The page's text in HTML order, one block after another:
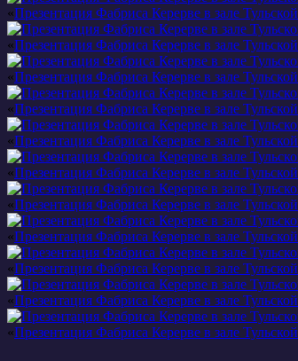
«Презентация Фабриса Керерве в зале
«Презентация Фабриса Керерве в зале
«Презентация Фабриса Керерве в зале
«Презентация Фабриса Керерве в зале
«Презентация Фабриса Керерве в зале
«Презентация Фабриса Керерве в зале
«Презентация Фабриса Керерве в зале
«Презентация Фабриса Керерве в зале
«Презентация Фабриса Керерве в зале
«Презентация Фабриса Керерве в зале
«Презентация Фабриса Керерве в зале